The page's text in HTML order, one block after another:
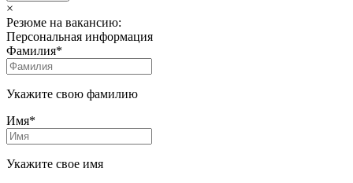
×
Резюме на вакансию:
Персональная информация
Фамилия*
Укажите свою фамилию
Имя*
Укажите свое имя